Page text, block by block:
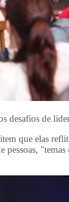
desafios de
que elas